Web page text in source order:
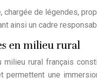
chargée de légendes,
ainsi un cadre
en milieu rural
rural français
permettent une